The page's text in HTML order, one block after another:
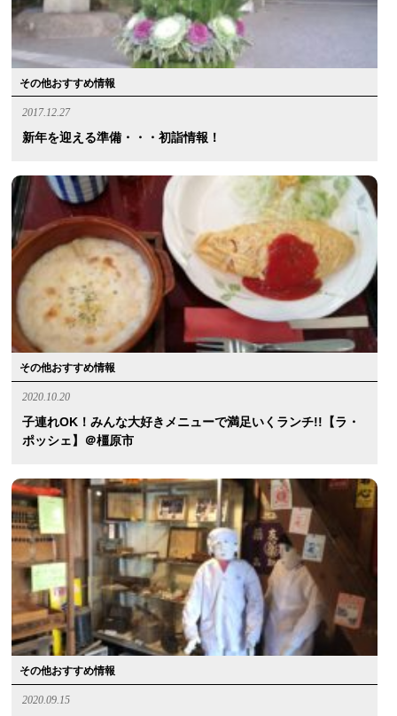
その他おすすめ情報
2017.12.27
新年を迎える準備・・・初詣情報！
その他おすすめ情報
2020.10.20
子連れOK！みんな大好きメニューで満足いくランチ!!【ラ・
ポッシェ】＠橿原市
その他おすすめ情報
2020.09.15